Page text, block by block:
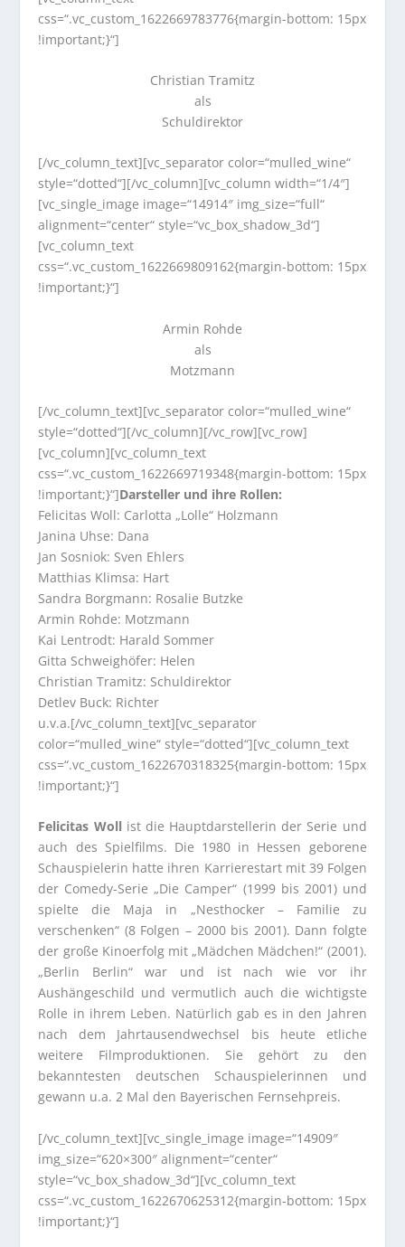
css=“.vc_custom_1622669783776{margin-bottom: 15px
!important;}“]
Christian Tramitz
als
Schuldirektor
[/vc_column_text][vc_separator color=“mulled_wine“
style=“dotted“][/vc_column][vc_column width=“1/4″]
[vc_single_image image=“14914″ img_size=“full“
alignment=“center“ style=“vc_box_shadow_3d“]
[vc_column_text
css=“.vc_custom_1622669809162{margin-bottom: 15px
!important;}“]
Armin Rohde
als
Motzmann
[/vc_column_text][vc_separator color=“mulled_wine“
style=“dotted“][/vc_column][/vc_row][vc_row]
[vc_column][vc_column_text
css=“.vc_custom_1622669719348{margin-bottom: 15px
!important;}“]Darsteller und ihre Rollen:
Felicitas Woll: Carlotta „Lolle“ Holzmann
Janina Uhse: Dana
Jan Sosniok: Sven Ehlers
Matthias Klimsa: Hart
Sandra Borgmann: Rosalie Butzke
Armin Rohde: Motzmann
Kai Lentrodt: Harald Sommer
Gitta Schweighöfer: Helen
Christian Tramitz: Schuldirektor
Detlev Buck: Richter
u.v.a.[/vc_column_text][vc_separator
color=“mulled_wine“ style=“dotted“][vc_column_text
css=“.vc_custom_1622670318325{margin-bottom: 15px
!important;}“]
Felicitas Woll ist die Hauptdarstellerin der Serie und
auch des Spielfilms. Die 1980 in Hessen geborene
Schauspielerin hatte ihren Karrierestart mit 39 Folgen
der Comedy-Serie „Die Camper“ (1999 bis 2001) und
spielte die Maja in „Nesthocker – Familie zu
verschenken“ (8 Folgen – 2000 bis 2001). Dann folgte
der große Kinoerfolg mit „Mädchen Mädchen!“ (2001).
„Berlin Berlin“ war und ist nach wie vor ihr
Aushängeschild und vermutlich auch die wichtigste
Rolle in ihrem Leben. Natürlich gab es in den Jahren
nach dem Jahrtausendwechsel bis heute etliche
weitere Filmproduktionen. Sie gehört zu den
bekanntesten deutschen Schauspielerinnen und
gewann u.a. 2 Mal den Bayerischen Fernsehpreis.
[/vc_column_text][vc_single_image image=“14909″
img_size=“620×300″ alignment=“center“
style=“vc_box_shadow_3d“][vc_column_text
css=“.vc_custom_1622670625312{margin-bottom: 15px
!important;}“]